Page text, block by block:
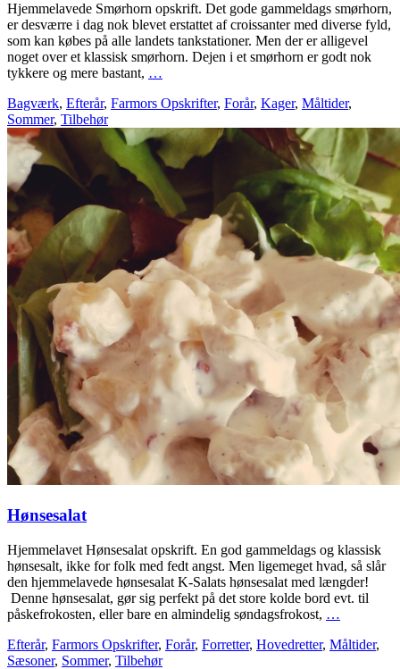
Hjemmelavede Smørhorn opskrift. Det gode gammeldags smørhorn,
er desværre i dag nok blevet erstattet af croissanter med diverse fyld,
som kan købes på alle landets tankstationer. Men der er alligevel
noget over et klassisk smørhorn. Dejen i et smørhorn er godt nok
tykkere og mere bastant, …
Bagværk, Efterår, Farmors Opskrifter, Forår, Kager, Måltider,
Sommer, Tilbehør
Hønsesalat
Hjemmelavet Hønsesalat opskrift. En god gammeldags og klassisk
hønsesalt, ikke for folk med fedt angst. Men ligemeget hvad, så slår
den hjemmelavede hønsesalat K-Salats hønsesalat med længder!
Denne hønsesalat, gør sig perfekt på det store kolde bord evt. til
påskefrokosten, eller bare en almindelig søndagsfrokost, …
Efterår, Farmors Opskrifter, Forår, Forretter, Hovedretter, Måltider,
Sæsoner, Sommer, Tilbehør